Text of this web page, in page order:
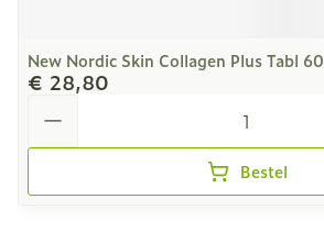
New Nordic Skin Collagen Plus Tabl 60
€ 28,80
Bestel